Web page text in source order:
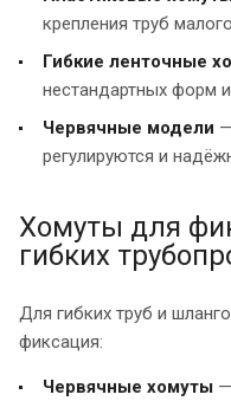
крепления труб
Гибкие ленточные
нестандартных форм
Червячные модели
регулируются и
Хомуты для
гибких
Для гибких труб и
фиксация:
Червячные хомуты